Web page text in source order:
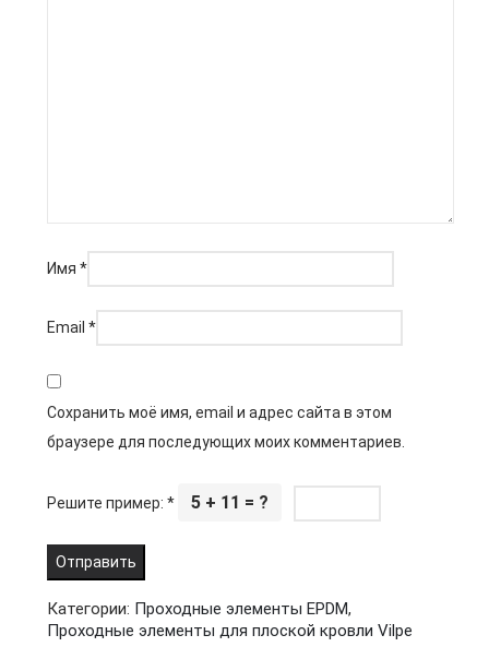
Имя *
Email *
Сохранить моё имя, email и адрес сайта в этом
браузере для последующих моих комментариев.
Решите пример: * 5 + 11 = ?
Категории: Проходные элементы EPDM,
Проходные элементы для плоской кровли Vilpe